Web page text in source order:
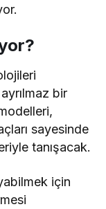
bir
sayesinde
tanışacak.
için